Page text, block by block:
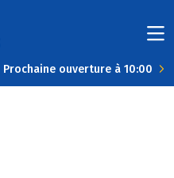
Prochaine ouverture à 10:00